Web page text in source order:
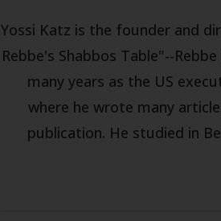
Yossi Katz is the founder and
Rebbe's Shabbos Table"--
many years as the US
where he wrote many
publication. He studied in